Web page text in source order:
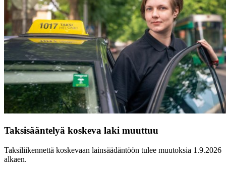
Taksisääntelyä koskeva laki muuttuu
Taksiliikennettä koskevaan lainsäädäntöön tulee muutoksia 1.9.2026
alkaen.